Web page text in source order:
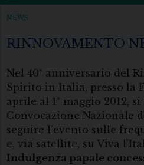
NEWS
RINNOVAMENTO
Nel 40° anniversario del
Spirito in Italia, presso la
aprile al 1° maggio 2012,
Convocazione Nazionale
seguire l’evento sulle
e, via satellite, su Viva
Indulgenza papale